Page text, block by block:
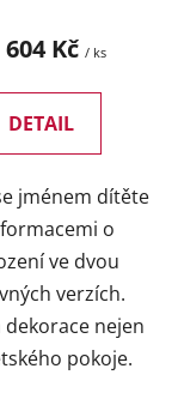
604 Kč / ks
DETAIL
jménem dítěte
o
ve dvou
verzích.
dekorace nejen
pokoje.